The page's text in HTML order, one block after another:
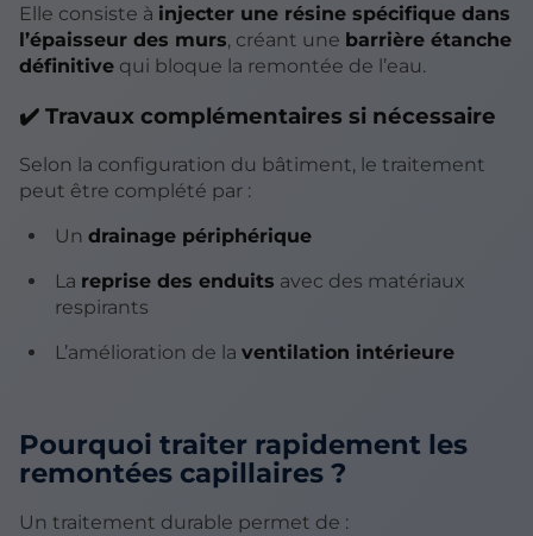
Elle consiste à injecter une résine spécifique dans
l’épaisseur des murs, créant une barrière étanche
définitive qui bloque la remontée de l’eau.
✔️ Travaux complémentaires si nécessaire
Selon la configuration du bâtiment, le traitement
peut être complété par :
Un drainage périphérique
La reprise des enduits avec des matériaux
respirants
L’amélioration de la ventilation intérieure
Pourquoi traiter rapidement les
remontées capillaires ?
Un traitement durable permet de :